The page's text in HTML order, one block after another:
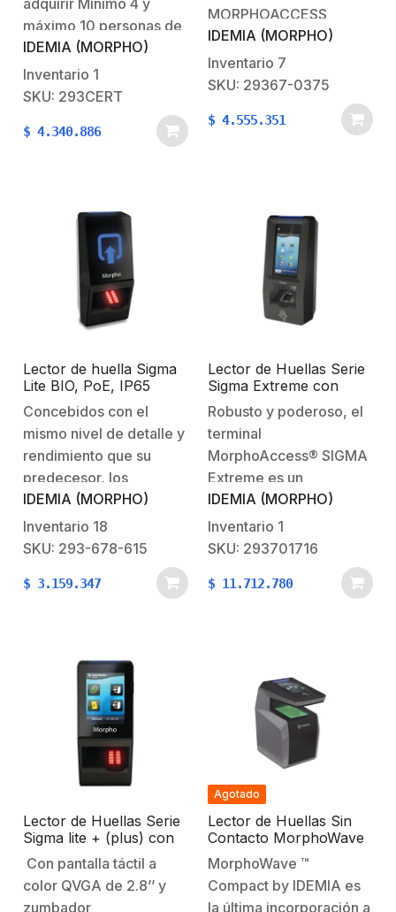
adquirir Mínimo 4 y
máximo 10 personas de
manera online
Requiere adquirir
equipo demo
modelo 293722319DEMO.
IDEMIA (MORPHO)
Inventario 1
SKU: 293CERT
$ 4.340.886
MORPHOACCESS
IDEMIA (MORPHO)
Inventario 7
SKU: 29367-0375
$ 4.555.351
Lector de huella Sigma
Lite BIO, PoE, IP65
aprobado por FBI
Concebidos con el
mismo nivel de detalle y
rendimiento que su
predecesor, los
terminales
MorphoAccess® SIGMA
Lite están
diseñados para ser
cristal o aluminio,
torniquetes o en la
estantería para
servidores de cómputo.
IDEMIA (MORPHO)
Inventario 18
SKU: 293-678-615
$ 3.159.347
Lector de Huellas Serie
Sigma Extreme con
lector PROX HID PoE,
IP65, IK09 aprobado
por FBI
Robusto y poderoso, el
terminal
MorphoAccess® SIGMA
Extreme es un
complemento
excepcional a la familia
SIGMA de lectores de
Partiendo de la misma
Extreme está diseñado
específicamente para
operar en condiciones
climáticas…
IDEMIA (MORPHO)
Inventario 1
SKU: 293701716
$ 11.712.780
Lector de Huellas Serie
Sigma lite + (plus) con
lector PROX HID PoE,
IP65 aprobado por FBI
Con pantalla táctil a
color QVGA de 2.8’’ y
zumbador
Agotado
Lector de Huellas Sin
Contacto MorphoWave
XP MDPI / 40.000
Usuarios (expandible a
100.000 con licencia) /
Lector de Tarjetas
MorphoWave ™
Compact by IDEMIA es
la última incorporación a